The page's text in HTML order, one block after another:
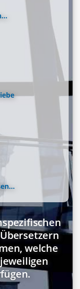
welche